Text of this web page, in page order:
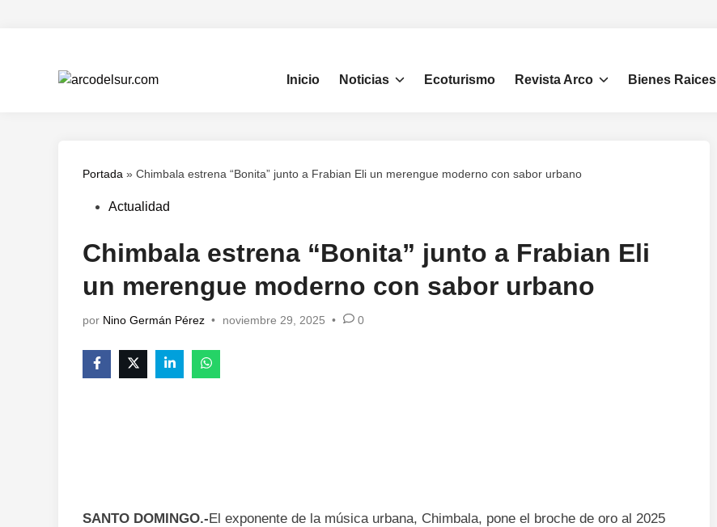
Inicio Noticias Ecoturismo Revista Arco Bienes Raices
Portada » Chimbala estrena “Bonita” junto a Frabian Eli un merengue moderno con sabor urbano
Publicado
Actualidad
Chimbala estrena “Bonita” junto a Frabian Eli
un merengue moderno con sabor urbano
por Nino Germán Pérez • noviembre 29, 2025 • 0
SANTO DOMINGO.-El exponente de la música urbana, Chimbala, pone el broche de oro al 2025